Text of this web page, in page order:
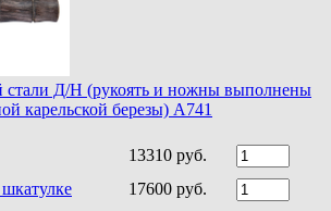
стали Д/Н (рукоять и ножны выполнены
карельской березы) A741
13310 руб.
17600 руб.